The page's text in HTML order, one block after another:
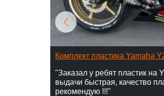
Комплект пластика Yamaha
"Заказал у ребят пластик на
выдачи быстрая, качество
рекомендую !!!"